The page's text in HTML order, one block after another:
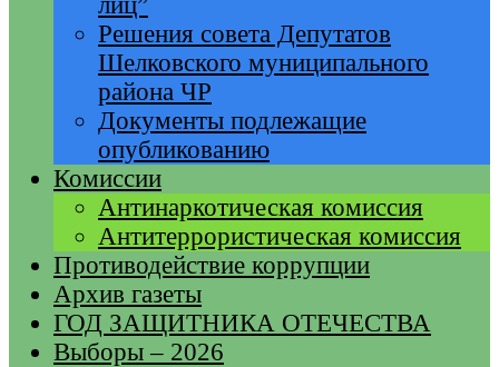
Решения совета Депутатов
Шелковского муниципального
района ЧР
Документы подлежащие
опубликованию
Комиссии
Антинаркотическая комиссия
Антитеррористическая комиссия
Противодействие коррупции
Архив газеты
ГОД ЗАЩИТНИКА ОТЕЧЕСТВА
Выборы – 2026